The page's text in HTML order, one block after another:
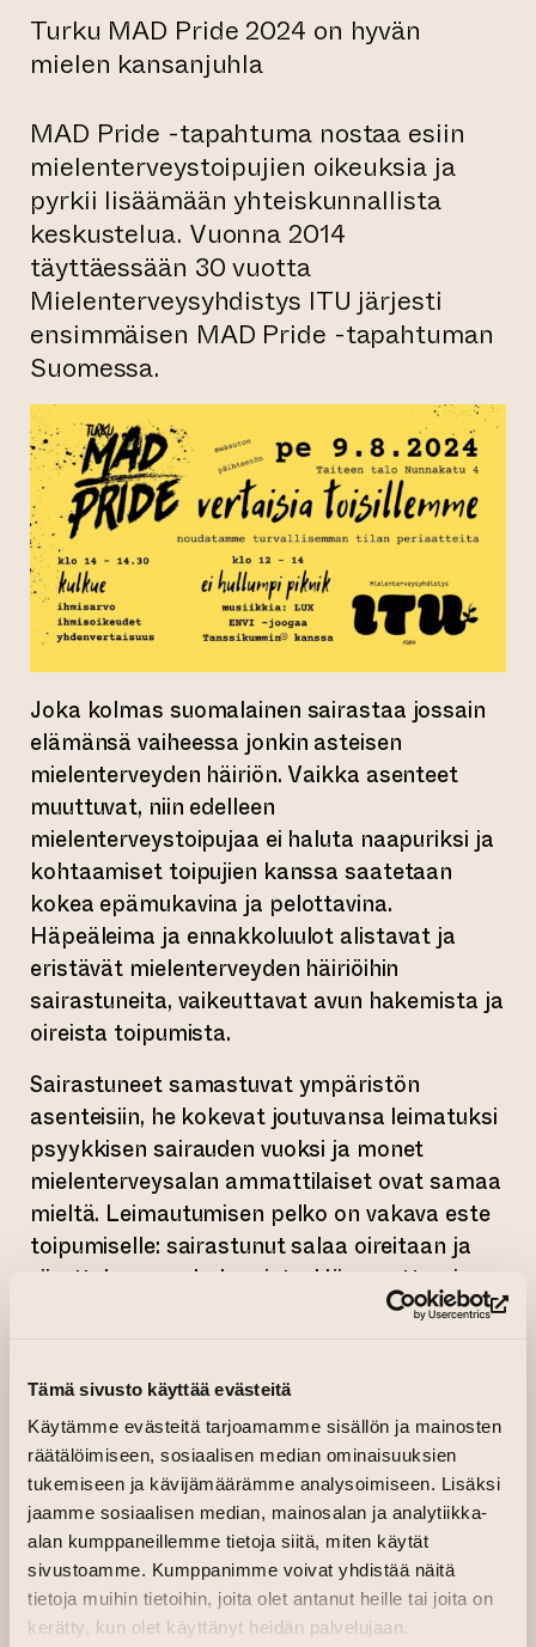
Tämä sivusto käyttää evästeitä
Käytämme evästeitä tarjoamamme sisällön ja mainosten
räätälöimiseen, sosiaalisen median ominaisuuksien
tukemiseen ja kävijämäärämme analysoimiseen. Lisäksi
jaamme sosiaalisen median, mainosalan ja analytiikka-
alan kumppaneillemme tietoja siitä, miten käytät
sivustoamme. Kumppanimme voivat yhdistää näitä
tietoja muihin tietoihin, joita olet antanut heille tai joita on
kerätty, kun olet käyttänyt heidän palvelujaan.
Turku MAD Pride 2024 on hyvän
mielen kansanjuhla
MAD Pride -tapahtuma nostaa esiin
mielenterveystoipujien oikeuksia ja
pyrkii lisäämään yhteiskunnallista
keskustelua. Vuonna 2014
täyttäessään 30 vuotta
Mielenterveysyhdistys ITU järjesti
ensimmäisen MAD Pride -tapahtuman
Suomessa.
Joka kolmas suomalainen sairastaa jossain
elämänsä vaiheessa jonkin asteisen
mielenterveyden häiriön. Vaikka asenteet
muuttuvat, niin edelleen
mielenterveystoipujaa ei haluta naapuriksi ja
kohtaamiset toipujien kanssa saatetaan
kokea epämukavina ja pelottavina.
Häpeäleima ja ennakkoluulot alistavat ja
eristävät mielenterveyden häiriöihin
sairastuneita, vaikeuttavat avun hakemista ja
oireista toipumista.
Sairastuneet samastuvat ympäristön
asenteisiin, he kokevat joutuvansa leimatuksi
psyykkisen sairauden vuoksi ja monet
mielenterveysalan ammattilaiset ovat samaa
mieltä. Leimautumisen pelko on vakava este
toipumiselle: sairastunut salaa oireitaan ja
viivyttelee avun hakemista. Hän saattaa jopa
jättää hakematta koulutuksiin tai töihin
ennakoidessaan ympäristön kielteisiä
reaktioita.
Kompassisairaala on suunniteltu laajassa
yhteistyössä myös järjestöjen kanssa. Tänä
syksynä Kompassi-sairaala aukeaa vihdoin
käyttöön. Mielenterveyden
osaamiskeskittymän sijoittaminen
keskeiselle paikalle purkaa mielenterveyden
häiriöihin liittyvää leimaa. Kompassi-sairaala